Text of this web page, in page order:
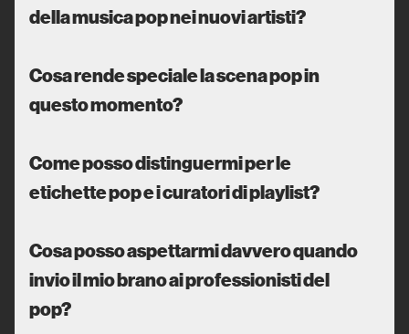
della musica pop nei nuovi artisti?
Cosa rende speciale la scena pop in
questo momento?
Come posso distinguermi per le
etichette pop e i curatori di playlist?
Cosa posso aspettarmi davvero quando
invio il mio brano ai professionisti del
pop?